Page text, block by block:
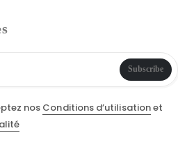
Subscribe
nos Conditions d’utilisationet